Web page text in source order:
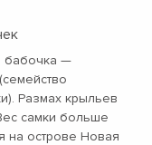
бабочка —
(семейство
Размах крыльев
самки больше
на острове Новая